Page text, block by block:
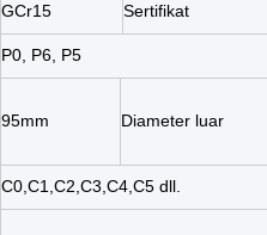
GCr15 Sertifikat
P0, P6, P5
95mm Diameter luar
C0,C1,C2,C3,C4,C5 dll.